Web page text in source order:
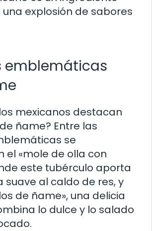
explosión de sabores
emblemáticas
mexicanos destacan
ñame? Entre las
se
el «mole de olla con
este tubérculo aporta
suave al caldo de res, y
de ñame», una delicia
lo dulce y lo salado